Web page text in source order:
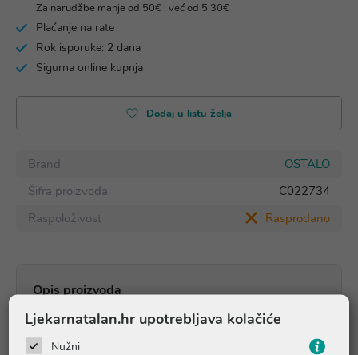
Za narudžbe manje od 50€ : već od 5,30€
Plaćanje na rate
Rok isporuke: 2 dana
Sigurna online kupnja
Dodaj u listu želja
Brand
OSTALO
Šifra proizvoda
C022734
Raspoloživost
Rasprodano
Opis proizvoda
Ljekarnatalan.hr upotrebljava kolačiće
Nužni